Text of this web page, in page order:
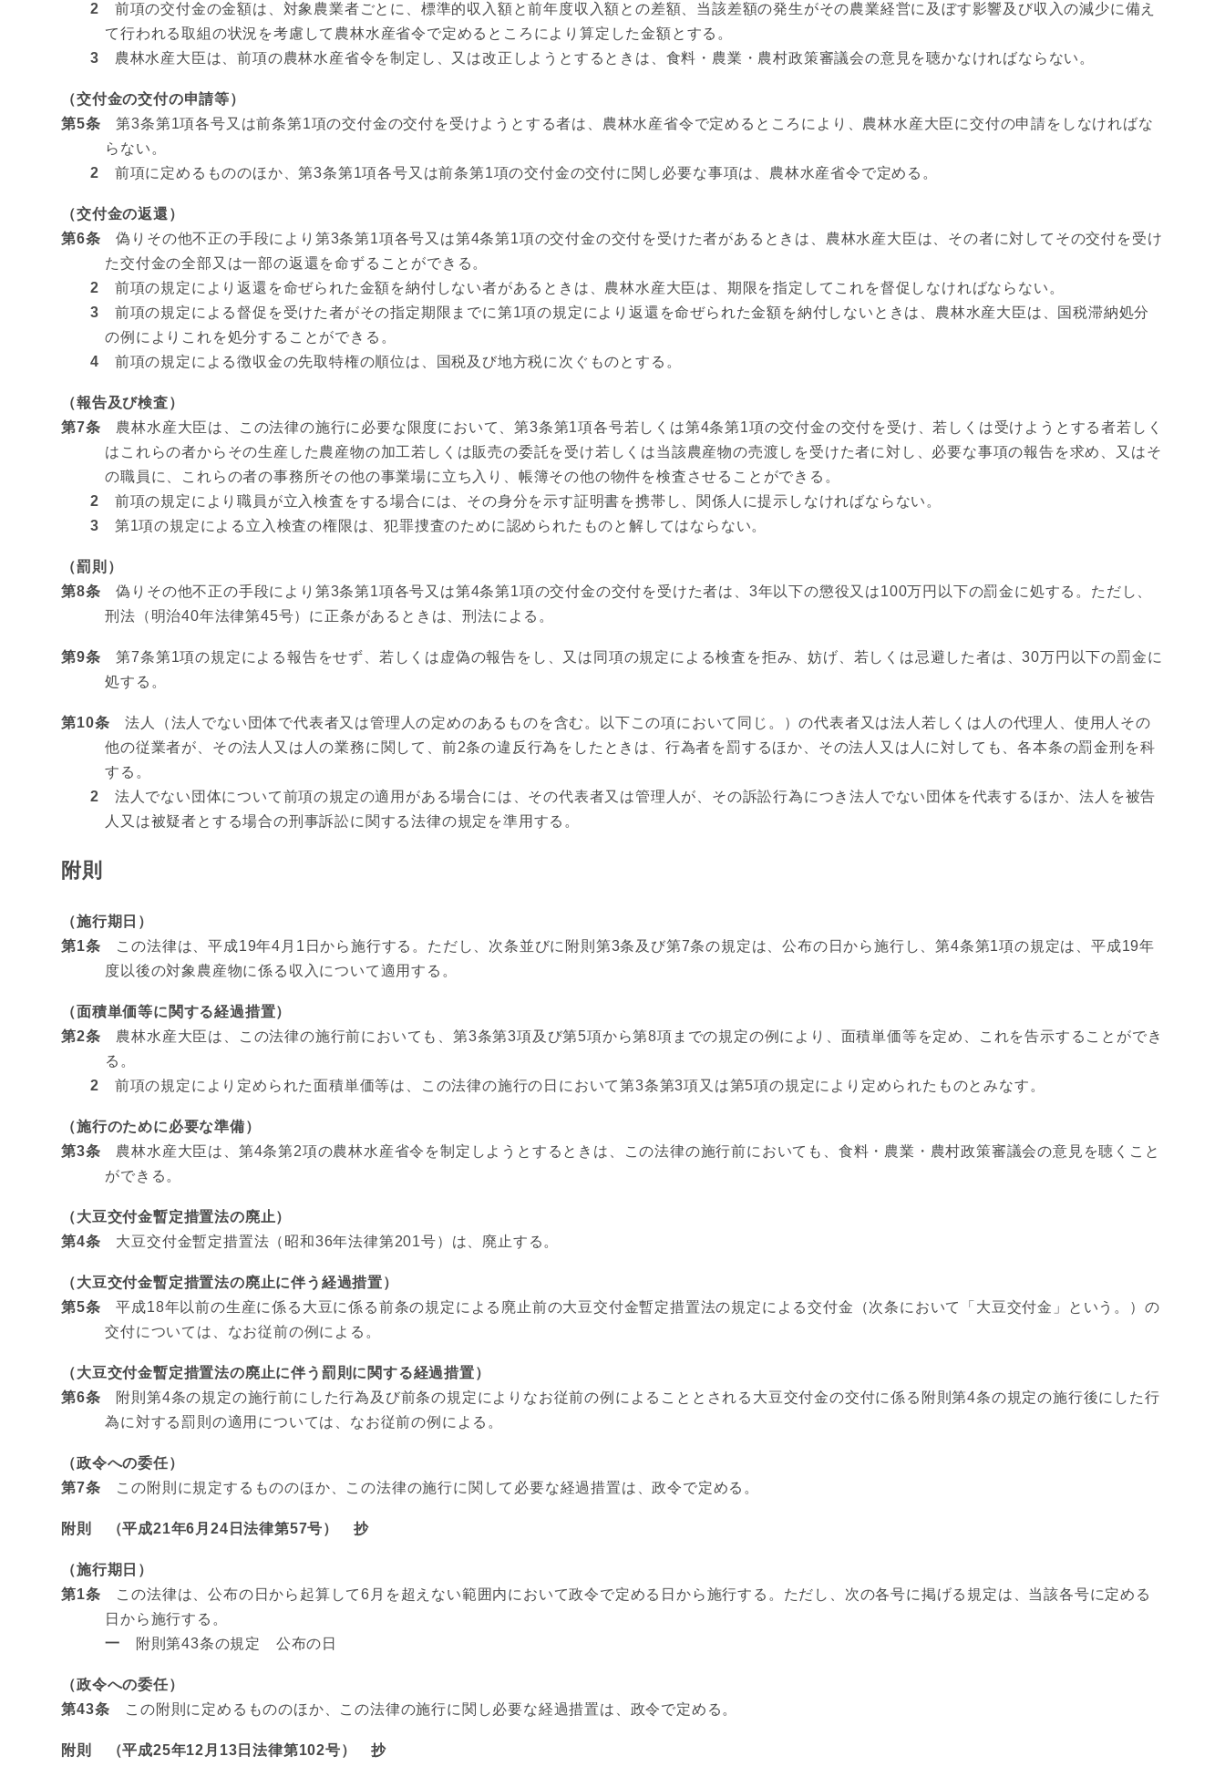
2 前項の交付金の金額は、対象農業者ごとに、標準的収入額と前年度収入額との差額、当該差額の発生がその農業経営に及ぼす影響及び収入の減少に備え
て行われる取組の状況を考慮して農林水産省令で定めるところにより算定した金額とする。
3 農林水産大臣は、前項の農林水産省令を制定し、又は改正しようとするときは、食料・農業・農村政策審議会の意見を聴かなければならない。
（交付金の交付の申請等）
第5条 第3条第1項各号又は前条第1項の交付金の交付を受けようとする者は、農林水産省令で定めるところにより、農林水産大臣に交付の申請をしなければな
らない。
2 前項に定めるもののほか、第3条第1項各号又は前条第1項の交付金の交付に関し必要な事項は、農林水産省令で定める。
（交付金の返還）
第6条 偽りその他不正の手段により第3条第1項各号又は第4条第1項の交付金の交付を受けた者があるときは、農林水産大臣は、その者に対してその交付を受け
た交付金の全部又は一部の返還を命ずることができる。
2 前項の規定により返還を命ぜられた金額を納付しない者があるときは、農林水産大臣は、期限を指定してこれを督促しなければならない。
3 前項の規定による督促を受けた者がその指定期限までに第1項の規定により返還を命ぜられた金額を納付しないときは、農林水産大臣は、国税滞納処分
の例によりこれを処分することができる。
4 前項の規定による徴収金の先取特権の順位は、国税及び地方税に次ぐものとする。
（報告及び検査）
第7条 農林水産大臣は、この法律の施行に必要な限度において、第3条第1項各号若しくは第4条第1項の交付金の交付を受け、若しくは受けようとする者若しく
はこれらの者からその生産した農産物の加工若しくは販売の委託を受け若しくは当該農産物の売渡しを受けた者に対し、必要な事項の報告を求め、又はそ
の職員に、これらの者の事務所その他の事業場に立ち入り、帳簿その他の物件を検査させることができる。
2 前項の規定により職員が立入検査をする場合には、その身分を示す証明書を携帯し、関係人に提示しなければならない。
3 第1項の規定による立入検査の権限は、犯罪捜査のために認められたものと解してはならない。
（罰則）
第8条 偽りその他不正の手段により第3条第1項各号又は第4条第1項の交付金の交付を受けた者は、3年以下の懲役又は100万円以下の罰金に処する。ただし、
刑法（明治40年法律第45号）に正条があるときは、刑法による。
第9条 第7条第1項の規定による報告をせず、若しくは虚偽の報告をし、又は同項の規定による検査を拒み、妨げ、若しくは忌避した者は、30万円以下の罰金に
処する。
第10条 法人（法人でない団体で代表者又は管理人の定めのあるものを含む。以下この項において同じ。）の代表者又は法人若しくは人の代理人、使用人その
他の従業者が、その法人又は人の業務に関して、前2条の違反行為をしたときは、行為者を罰するほか、その法人又は人に対しても、各本条の罰金刑を科
する。
2 法人でない団体について前項の規定の適用がある場合には、その代表者又は管理人が、その訴訟行為につき法人でない団体を代表するほか、法人を被告
人又は被疑者とする場合の刑事訴訟に関する法律の規定を準用する。
附則
（施行期日）
第1条 この法律は、平成19年4月1日から施行する。ただし、次条並びに附則第3条及び第7条の規定は、公布の日から施行し、第4条第1項の規定は、平成19年
度以後の対象農産物に係る収入について適用する。
（面積単価等に関する経過措置）
第2条 農林水産大臣は、この法律の施行前においても、第3条第3項及び第5項から第8項までの規定の例により、面積単価等を定め、これを告示することができ
る。
2 前項の規定により定められた面積単価等は、この法律の施行の日において第3条第3項又は第5項の規定により定められたものとみなす。
（施行のために必要な準備）
第3条 農林水産大臣は、第4条第2項の農林水産省令を制定しようとするときは、この法律の施行前においても、食料・農業・農村政策審議会の意見を聴くこと
ができる。
（大豆交付金暫定措置法の廃止）
第4条 大豆交付金暫定措置法（昭和36年法律第201号）は、廃止する。
（大豆交付金暫定措置法の廃止に伴う経過措置）
第5条 平成18年以前の生産に係る大豆に係る前条の規定による廃止前の大豆交付金暫定措置法の規定による交付金（次条において「大豆交付金」という。）の
交付については、なお従前の例による。
（大豆交付金暫定措置法の廃止に伴う罰則に関する経過措置）
第6条 附則第4条の規定の施行前にした行為及び前条の規定によりなお従前の例によることとされる大豆交付金の交付に係る附則第4条の規定の施行後にした行
為に対する罰則の適用については、なお従前の例による。
（政令への委任）
第7条 この附則に規定するもののほか、この法律の施行に関して必要な経過措置は、政令で定める。
附則 （平成21年6月24日法律第57号） 抄
（施行期日）
第1条 この法律は、公布の日から起算して6月を超えない範囲内において政令で定める日から施行する。ただし、次の各号に掲げる規定は、当該各号に定める
日から施行する。
一 附則第43条の規定 公布の日
（政令への委任）
第43条 この附則に定めるもののほか、この法律の施行に関し必要な経過措置は、政令で定める。
附則 （平成25年12月13日法律第102号） 抄